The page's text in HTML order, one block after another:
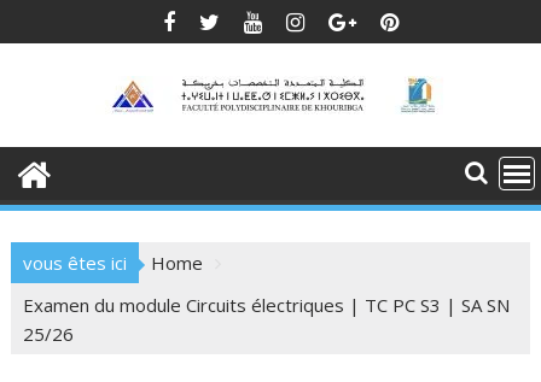
to
vous êtes ici
Home
Examen du module Circuits électriques | TC PC S3 | SA SN
25/26